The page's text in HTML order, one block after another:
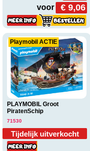
€ 9,06
voor
Playmobil ACTIE
PLAYMOBIL Groot
PiratenSchip
71530
Tijdelijk uitverkocht